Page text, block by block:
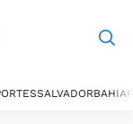
SALVADORBAHIA